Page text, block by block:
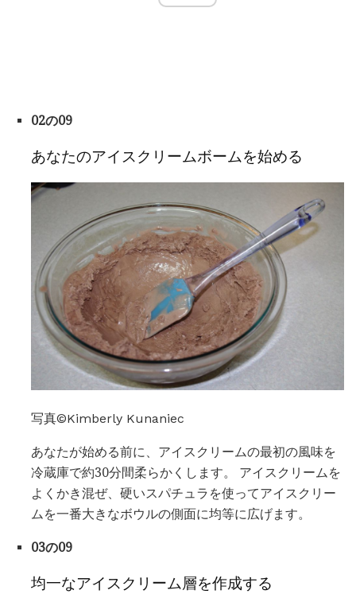
02の09
あなたのアイスクリームボームを始める
写真©Kimberly Kunaniec
あなたが始める前に、アイスクリームの最初の風味を
冷蔵庫で約30分間柔らかくします。 アイスクリームを
よくかき混ぜ、硬いスパチュラを使ってアイスクリー
ムを一番大きなボウルの側面に均等に広げます。
03の09
均一なアイスクリーム層を作成する